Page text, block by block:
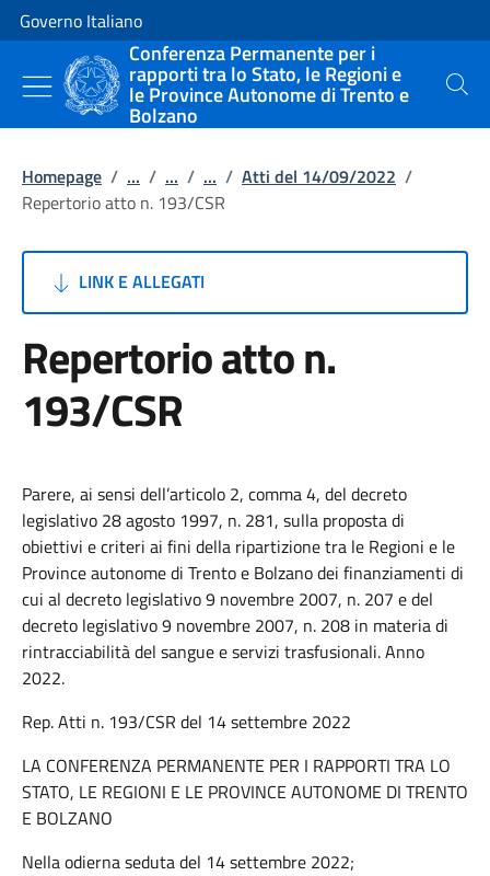
Vai al contenuto
Vai alla navigazione del sito
Governo Italiano
Conferenza Permanente per i
rapporti tra lo Stato, le Regioni e
le Province Autonome di Trento e
Bolzano
Cerca
Homepage / ... / ... / ... / Atti del 14/09/2022 /
Repertorio atto n. 193/CSR
LINK E ALLEGATI
Repertorio atto n.
193/CSR
Parere, ai sensi dell’articolo 2, comma 4, del decreto
legislativo 28 agosto 1997, n. 281, sulla proposta di
obiettivi e criteri ai fini della ripartizione tra le Regioni e le
Province autonome di Trento e Bolzano dei finanziamenti di
cui al decreto legislativo 9 novembre 2007, n. 207 e del
decreto legislativo 9 novembre 2007, n. 208 in materia di
rintracciabilità del sangue e servizi trasfusionali. Anno
2022.
Rep. Atti n. 193/CSR del 14 settembre 2022
LA CONFERENZA PERMANENTE PER I RAPPORTI TRA LO
STATO, LE REGIONI E LE PROVINCE AUTONOME DI TRENTO
E BOLZANO
Nella odierna seduta del 14 settembre 2022;